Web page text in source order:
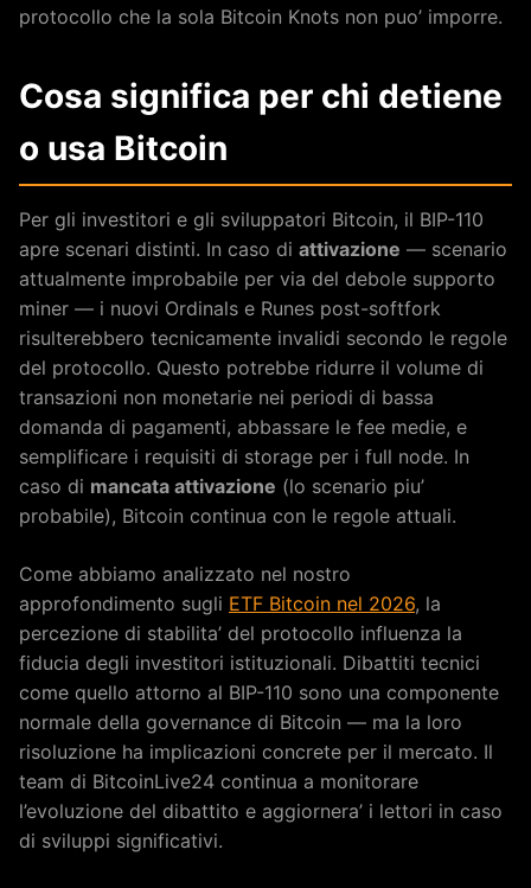
protocollo che la sola Bitcoin Knots non puo’ imporre.
Cosa significa per chi detiene
o usa Bitcoin
Per gli investitori e gli sviluppatori Bitcoin, il BIP-110
apre scenari distinti. In caso di attivazione — scenario
attualmente improbabile per via del debole supporto
miner — i nuovi Ordinals e Runes post-softfork
risulterebbero tecnicamente invalidi secondo le regole
del protocollo. Questo potrebbe ridurre il volume di
transazioni non monetarie nei periodi di bassa
domanda di pagamenti, abbassare le fee medie, e
semplificare i requisiti di storage per i full node. In
caso di mancata attivazione (lo scenario piu’
probabile), Bitcoin continua con le regole attuali.
Come abbiamo analizzato nel nostro
approfondimento sugli ETF Bitcoin nel 2026, la
percezione di stabilita’ del protocollo influenza la
fiducia degli investitori istituzionali. Dibattiti tecnici
come quello attorno al BIP-110 sono una componente
normale della governance di Bitcoin — ma la loro
risoluzione ha implicazioni concrete per il mercato. Il
team di BitcoinLive24 continua a monitorare
l’evoluzione del dibattito e aggiornera’ i lettori in caso
di sviluppi significativi.